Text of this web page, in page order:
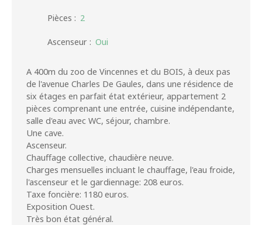
Pièces : 2
Ascenseur : Oui
A 400m du zoo de Vincennes et du BOIS, à deux pas
de l'avenue Charles De Gaules, dans une résidence de
six étages en parfait état extérieur, appartement 2
pièces comprenant une entrée, cuisine indépendante,
salle d'eau avec WC, séjour, chambre.
Une cave.
Ascenseur.
Chauffage collective, chaudière neuve.
Charges mensuelles incluant le chauffage, l'eau froide,
l'ascenseur et le gardiennage: 208 euros.
Taxe foncière: 1180 euros.
Exposition Ouest.
Très bon état général.